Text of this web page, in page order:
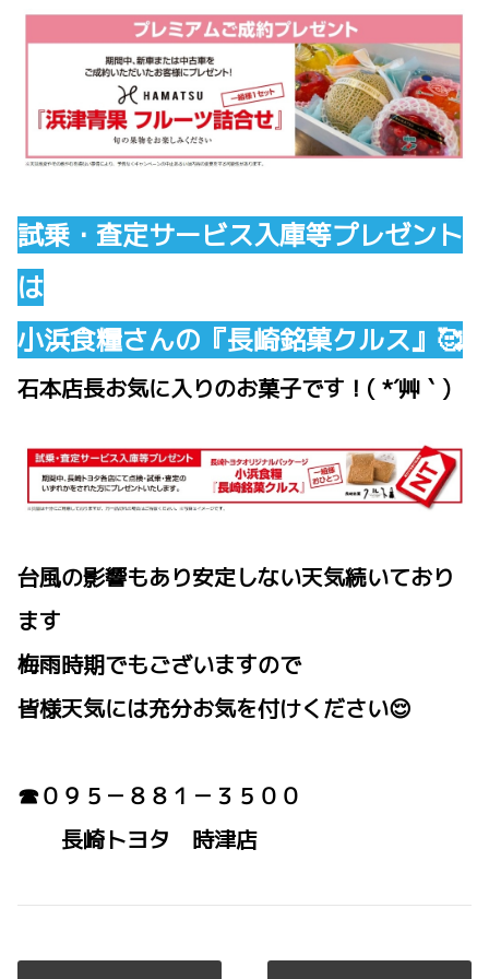
試乗・査定サービス入庫等プレゼント
は
小浜食糧さんの『長崎銘菓クルス』🥰
石本店長お気に入りのお菓子です！( *´艸｀)
台風の影響もあり安定しない天気続いており
ます
梅雨時期でもございますので
皆様天気には充分お気を付けください😌
☎０９５－８８１－３５００
長崎トヨタ 時津店